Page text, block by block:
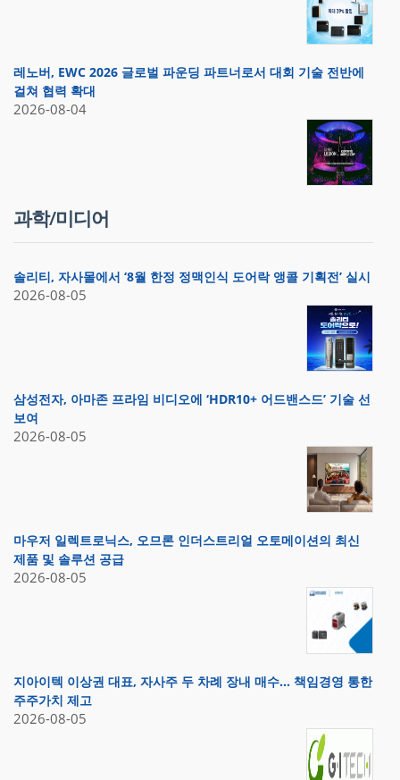
레노버, EWC 2026 글로벌 파운딩 파트너로서 대회 기술 전반에
걸쳐 협력 확대
2026-08-04
과학/미디어
솔리티, 자사몰에서 ‘8월 한정 정맥인식 도어락 앵콜 기획전’ 실시
2026-08-05
삼성전자, 아마존 프라임 비디오에 ‘HDR10+ 어드밴스드’ 기술 선
보여
2026-08-05
마우저 일렉트로닉스, 오므론 인더스트리얼 오토메이션의 최신
제품 및 솔루션 공급
2026-08-05
지아이텍 이상권 대표, 자사주 두 차례 장내 매수… 책임경영 통한
주주가치 제고
2026-08-05